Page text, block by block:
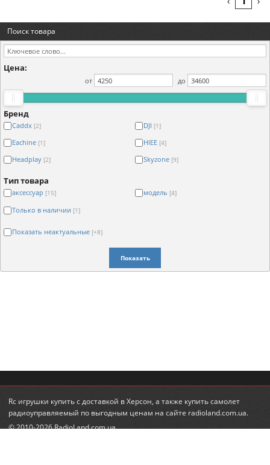
Поиск товара
Цена:
от до
Бренд
Caddx [2] DJI [1]
Eachine [1] HIEE [4]
Headplay [2] Skyzone [9]
Тип товара
аксессуар [15] модель [4]
Только в наличии [1]
Показать неактуальные [+8]
Показать
Rc игрушки купитьс доставкой в Херсон, а также купить самолет
радиоуправляемый по выгодным ценам на сайте radioland.com.ua.
© 2010-2026 RadioLand.com.ua